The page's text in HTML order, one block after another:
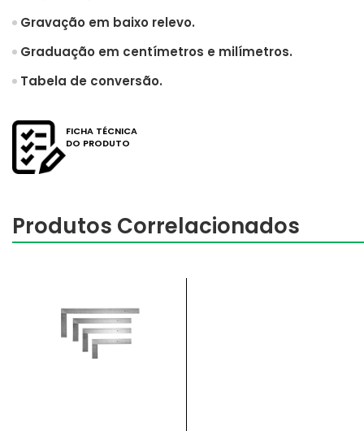
Gravação em baixo relevo.
Graduação em centímetros e milímetros.
Tabela de conversão.
FICHA TÉCNICA
DO PRODUTO
Produtos Correlacionados